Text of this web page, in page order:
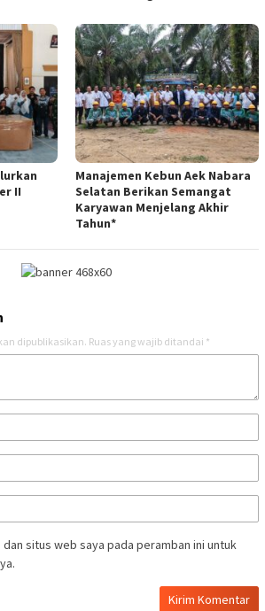
II
Manajemen Kebun Aek Nabara
Selatan Berikan Semangat
Karyawan Menjelang Akhir
Tahun*
dipublikasikan. Ruas yang wajib ditandai *
dan situs web saya pada peramban ini untuk